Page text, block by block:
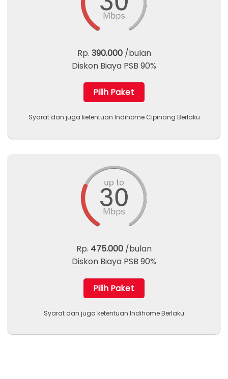
Rp. 390.000/bulan
Diskon Biaya PSB 90%
Pilih Paket
Syarat dan juga ketentuan Indihome Cipinang Berlaku
Rp. 475.000 /bulan
Diskon Biaya PSB 90%
Pilih Paket
Syarat dan juga ketentuan Indihome Berlaku